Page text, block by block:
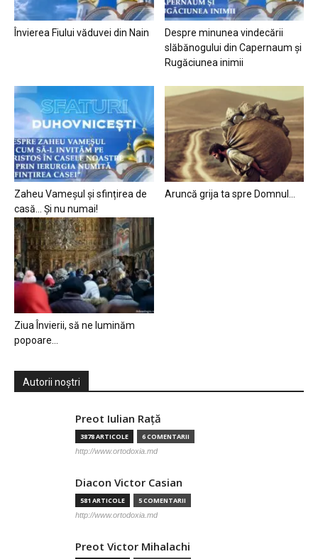
Învierea Fiului văduvei din Nain
Despre minunea vindecării
slăbănogului din Capernaum și
Rugăciunea inimii
Zaheu Vameșul și sfințirea de
casă… Și nu numai!
Aruncă grija ta spre Domnul…
Ziua Învierii, să ne luminăm
popoare…
Autorii noștri
Preot Iulian Raţă
3878 ARTICOLE 6 COMENTARII
http://www.ortodoxia.md
Diacon Victor Casian
581 ARTICOLE 5 COMENTARII
http://www.ortodoxia.md
Preot Victor Mihalachi